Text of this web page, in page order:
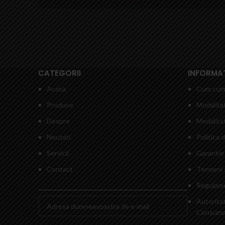
CATEGORII
Acasa
Produse
Despre
Noutati
Servicii
Contact
Cum
Politica
Termeni